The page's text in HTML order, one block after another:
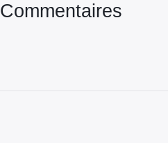
Commentaires